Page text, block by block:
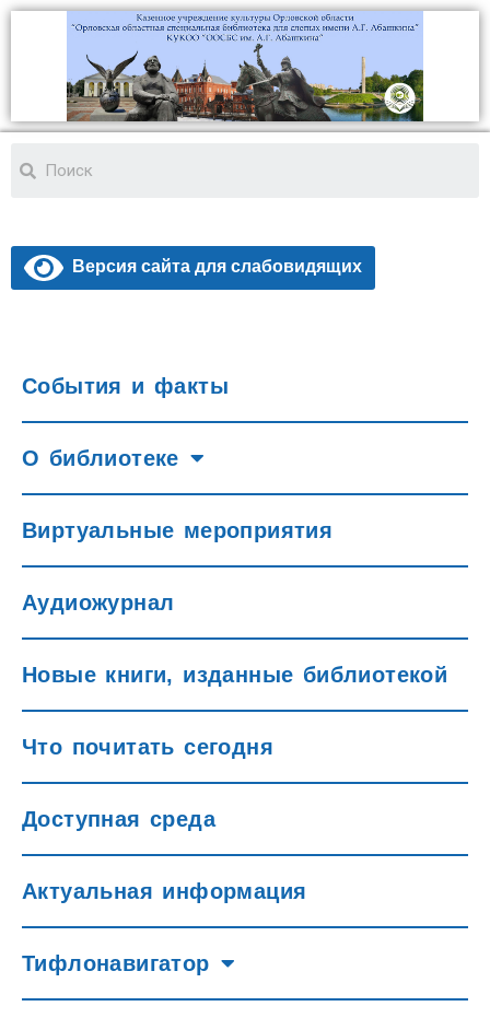
Версия сайта для слабовидящих
События и факты
О библиотеке
Виртуальные мероприятия
Аудиожурнал
Новые книги, изданные библиотекой
Что почитать сегодня
Доступная среда
Актуальная информация
Тифлонавигатор